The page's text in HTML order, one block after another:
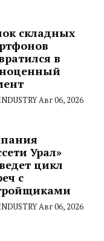
складных
в
Авг 06, 2026
Урал»
цикл
с
Авг 06, 2026